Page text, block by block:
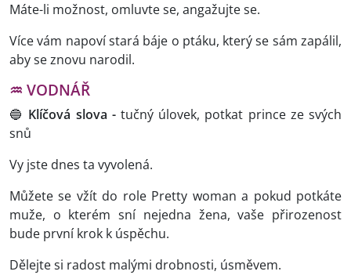
Máte-li možnost, omluvte se, angažujte se.
Více vám napoví stará báje o ptáku, který se sám zapálil,
aby se znovu narodil.
♒ VODNÁŘ
🔵 Klíčová slova -tučný úlovek, potkat prince ze svých
snů
Vy jste dnes ta vyvolená.
Můžete se vžít do role Pretty woman a pokud potkáte
muže, o kterém sní nejedna žena, vaše přirozenost
bude první krok k úspěchu.
Dělejte si radost malými drobnosti, úsměvem.